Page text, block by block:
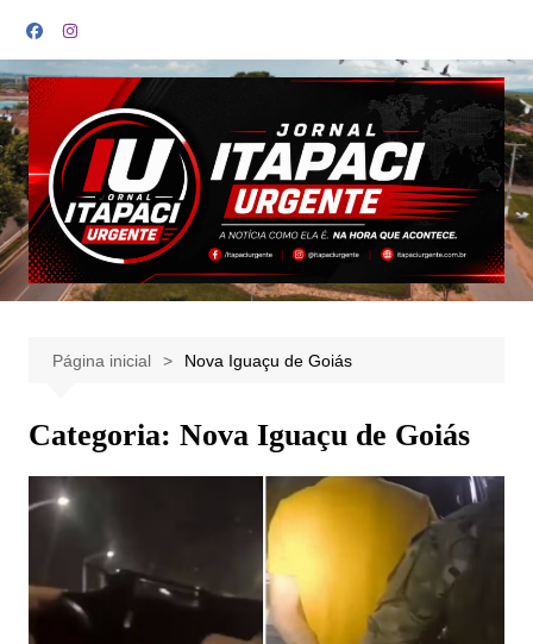
para
o
conteúdo
Página inicial Nova Iguaçu de Goiás
Categoria: Nova Iguaçu de Goiás